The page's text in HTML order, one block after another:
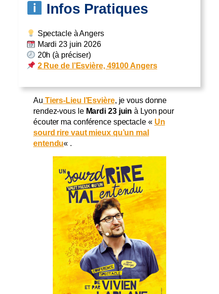
Infos Pratiques
Spectacle à Angers
Mardi 23 juin 2026
20h (à préciser)
2 Rue de l’Esvière, 49100 Angers
Au Tiers-Lieu l’Esvière, je vous donne
rendez-vous le Mardi 23 juinà Lyon pour
écouter ma conférence spectacle « Un
sourd rire vaut mieux qu’un mal
entendu« .